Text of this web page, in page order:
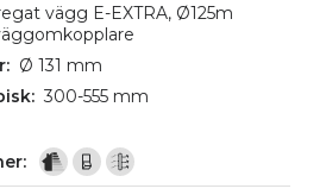
vägg E-EXTRA, Ø125m
Ø 131 mm
300-555 mm